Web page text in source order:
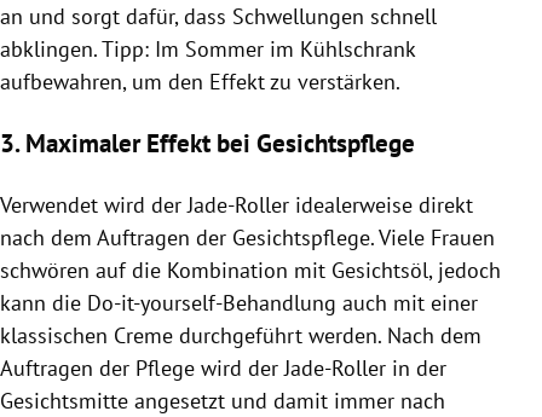
an und sorgt dafür, dass Schwellungen schnell
abklingen. Tipp: Im Sommer im Kühlschrank
aufbewahren, um den Effekt zu verstärken.
3. Maximaler Effekt bei Gesichtspflege
Verwendet wird der Jade-Roller idealerweise direkt
nach dem Auftragen der Gesichtspflege. Viele Frauen
schwören auf die Kombination mit Gesichtsöl, jedoch
kann die Do-it-yourself-Behandlung auch mit einer
klassischen Creme durchgeführt werden. Nach dem
Auftragen der Pflege wird der Jade-Roller in der
Gesichtsmitte angesetzt und damit immer nach